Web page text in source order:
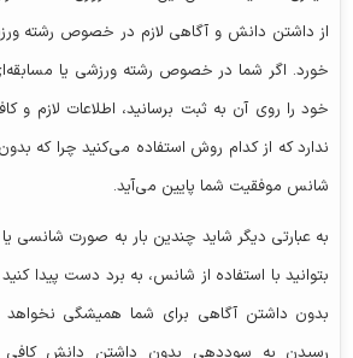
از داشتن دانش و آگاهی لازم در خصوص رشته
خورد. اگر شما در خصوص رشته ورزشی یا
خود را روی آن به ثبت برسانید، اطلاعات لازم و
ندارد که از کدام روش استفاده می‌کنید چرا که
شانس موفقیت شما پایین می‌آید.
به عبارتی دیگر شاید چندین بار به صورت شانسی
بتوانید با استفاده از شانس، به برد دست پیدا
بدون داشتن آگاهی برای شما همیشگی نخواهد
رسیدن به سوددهی بدون داشتن دانش کافی